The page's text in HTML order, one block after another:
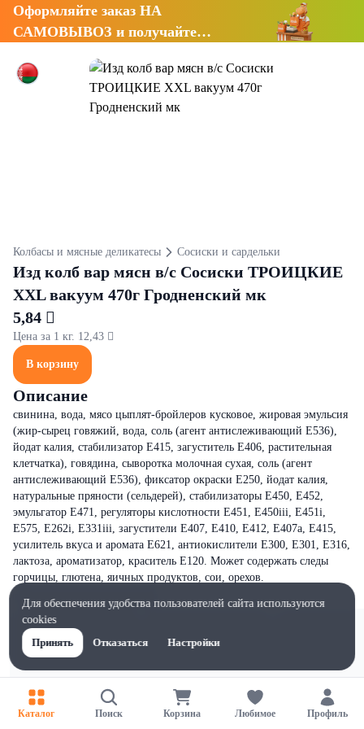
Оформляйте заказ НА
САМОВЫВОЗ и получайте
Колбасы и мясные деликатесы Сосиски и сардельки
Изд колб вар мясн в/с Сосиски ТРОИЦКИЕ
XXL вакуум 470г Гродненский мк
5,84 
Цена за 1 кг. 12,43 
В корзину
Описание
свинина, вода, мясо цыплят-бройлеров кусковое, жировая эмульсия
(жир-сырец говяжий, вода, соль (агент антислеживающий Е536),
йодат калия, стабилизатор Е415, загуститель Е406, растительная
клетчатка), говядина, сыворотка молочная сухая, соль (агент
антислеживающий Е536), фиксатор окраски Е250, йодат калия,
натуральные пряности (сельдерей), стабилизаторы Е450, Е452,
эмульгатор Е471, регуляторы кислотности Е451, Е450iii, Е451i,
Е575, Е262i, Е331iii, загустители Е407, Е410, Е412, Е407а, Е415,
усилитель вкуса и аромата Е621, антиокислители Е300, Е301, Е316,
лактоза, ароматизатор, краситель Е120. Может содержать следы
горчицы, глютена, яичных продуктов, сои, орехов.
Каталог Поиск Корзина Любимое Профиль
Для обеспечения удобства пользователей сайта используются
cookies
Принять
Отказаться Настройки